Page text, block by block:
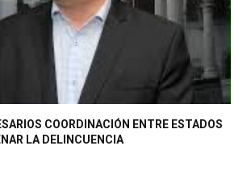
COORDINACIÓN ENTRE ESTADOS
LA DELINCUENCIA